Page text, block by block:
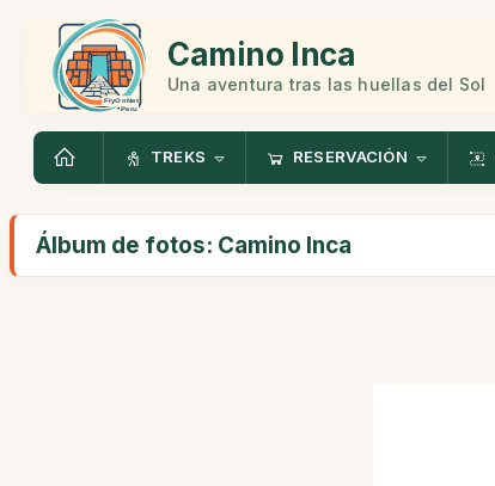
Camino Inca
Una aventura tras las huellas del Sol
TREKS RESERVACIÓN
Álbum de fotos: Camino Inca